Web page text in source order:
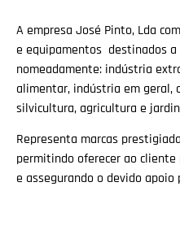
A empresa José Pinto, Lda
e equipamentos destinados
nomeadamente: indústria
alimentar, indústria em geral,
silvicultura, agricultura e
Representa marcas
permitindo oferecer ao
e assegurando o devido apoio